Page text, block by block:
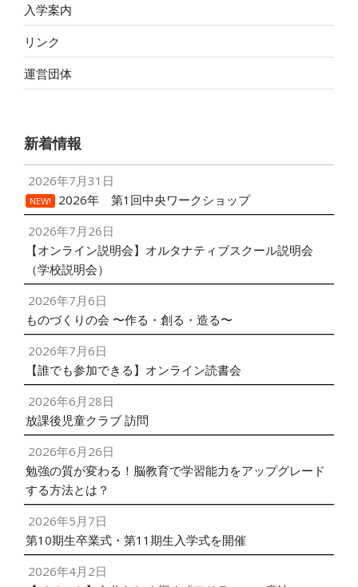
入学案内
リンク
運営団体
新着情報
2026年7月31日
NEW!
2026年 第1回中央ワークショップ
2026年7月26日
【オンライン説明会】オルタナティブスクール説明会
（学校説明会）
2026年7月6日
ものづくりの会 〜作る・創る・造る〜
2026年7月6日
【誰でも参加できる】オンライン読書会
2026年6月28日
放課後児童クラブ 訪問
2026年6月26日
勉強の質が変わる！脳教育で学習能力をアップグレード
する方法とは？
2026年5月7日
第10期生卒業式・第11期生入学式を開催
2026年4月2日